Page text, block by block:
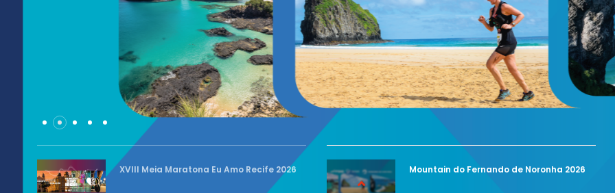
XVIII Meia Maratona Eu Amo Recife 2026 Mountain do Fernando de Noronha 2026